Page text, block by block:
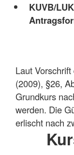
KUVB/
Laut
(2009), §26,
Grundkurs
werden. Die
erlischt nach